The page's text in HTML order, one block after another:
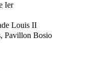
Ier
Louis II
Pavillon Bosio